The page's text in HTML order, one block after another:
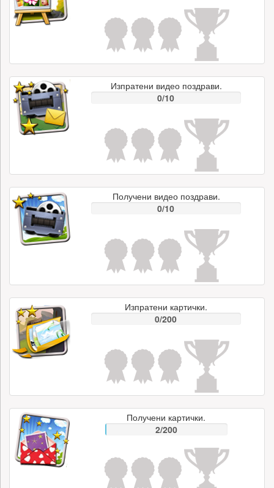
Изпратени видео поздрави.
0/10
Получени видео поздрави.
0/10
Изпратени картички.
0/200
Получени картички.
2/200